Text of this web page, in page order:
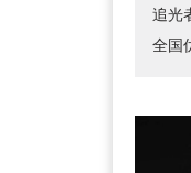
追光
全国